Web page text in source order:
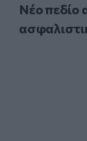
Νέο πεδίο